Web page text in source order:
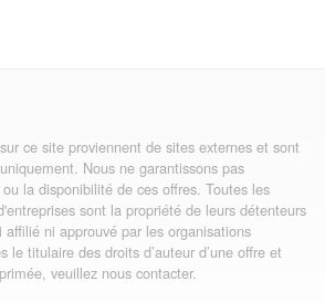
ce site proviennent de sites externes et sont
Nous ne garantissons pas
la disponibilité de ces offres. Toutes les
sont la propriété de leurs détenteurs
ni approuvé par les organisations
le titulaire des droits d’auteur d’une offre et
veuillez nous contacter.